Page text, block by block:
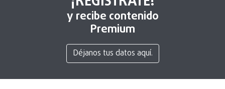
y recibe contenido
Premium
Déjanos tus datos aquí.